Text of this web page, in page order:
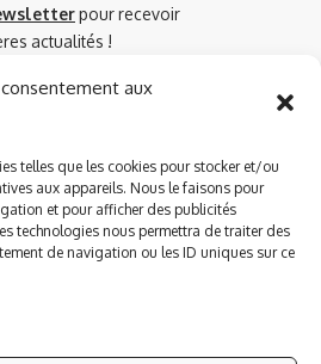
aux
telles que les cookies pour stocker et/ou
aux appareils. Nous le faisons pour
et pour afficher des publicités
technologies nous permettra de traiter des
de navigation ou les ID uniques sur ce
pour recevoir
actualités !